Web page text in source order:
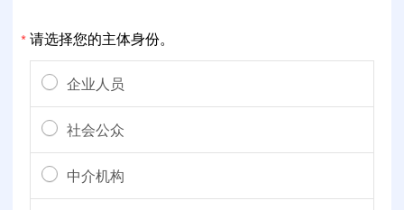
*请选择您的主体身份。
企业人员
社会公众
中介机构